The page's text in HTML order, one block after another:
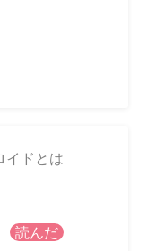
イドとは
読んだ